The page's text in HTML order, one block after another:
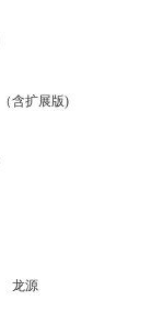
（含扩展版)
龙源